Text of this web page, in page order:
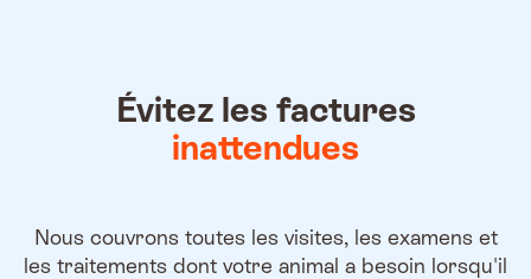
Évitez les factures
inattendues
Nous couvrons toutes les visites, les examens et
les traitements dont votre animal a besoin lorsqu'il